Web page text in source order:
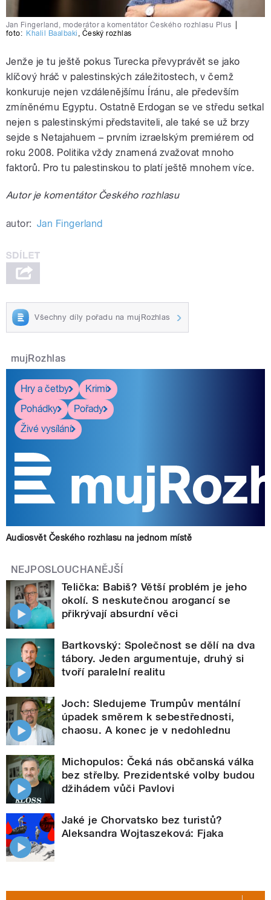
Jan Fingerland, moderátor a komentátor Českého rozhlasu Plus
foto: Khalil Baalbaki , Český rozhlas
Jenže je tu ještě pokus Turecka převyprávět se jako
klíčový hráč v palestinských záležitostech, v čemž
konkuruje nejen vzdálenějšímu Íránu, ale především
zmíněnému Egyptu. Ostatně Erdogan se ve středu setkal
nejen s palestinskými představiteli, ale také se už brzy
sejde s Netajahuem – prvním izraelským premiérem od
roku 2008. Politika vždy znamená zvažovat mnoho
faktorů. Pro tu palestinskou to platí ještě mnohem více.
Autor je komentátor Českého rozhlasu
autor: Jan Fingerland
Všechny díly pořadu na mujRozhlas
mujRozhlas
Hry a četby
Krimi
Pohádky
Pořady
Živé vysílání
Audiosvět Českého rozhlasu na jednom místě
NEJPOSLOUCHANĚJŠÍ
Telička: Babiš? Větší problém je jeho
okolí. S neskutečnou arogancí se
přikrývají absurdní věci
Bartkovský: Společnost se dělí na dva
tábory. Jeden argumentuje, druhý si
tvoří paralelní realitu
Joch: Sledujeme Trumpův mentální
úpadek směrem k sebestřednosti,
chaosu. A konec je v nedohlednu
Michopulos: Čeká nás občanská válka
bez střelby. Prezidentské volby budou
džihádem vůči Pavlovi
Jaké je Chorvatsko bez turistů?
Aleksandra Wojtaszeková: Fjaka